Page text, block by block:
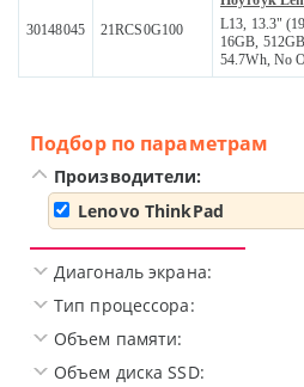
30148045 21RCS0G100
L13, 13.3"
16GB,
54.7Wh, No
Подбор по параметрам
Производители:
Lenovo ThinkPad
Диагональ экрана:
Тип процессора:
Объем памяти:
Объем диска SSD: